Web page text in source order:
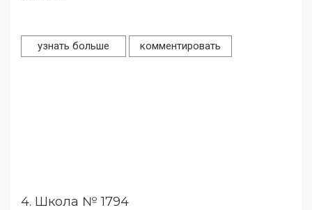
узнать больше комментировать
4. Школа № 1794